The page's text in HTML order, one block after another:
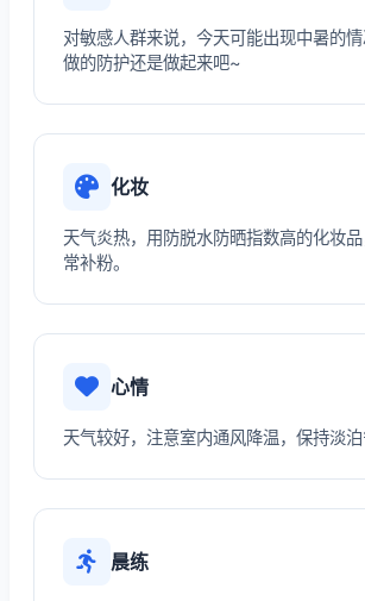
对敏感人群来说，今天可能出现中暑的
做的防护还是做起来吧~
化妆
天气炎热，用防脱水防晒指数高的化妆品
常补粉。
心情
天气较好，注意室内通风降温，保持淡泊
晨练